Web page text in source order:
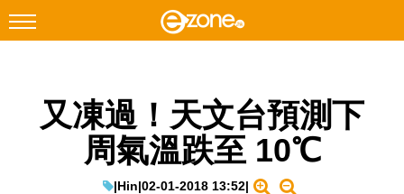
Facebook Instagram
又凍過！天文台預測下
周氣溫跌至 10℃
|Hin|02-01-2018 13:52|